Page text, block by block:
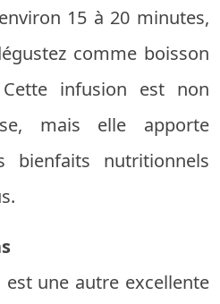
15 à 20 minutes,
comme boisson
infusion est non
mais elle apporte
bienfaits nutritionnels
est une autre excellente